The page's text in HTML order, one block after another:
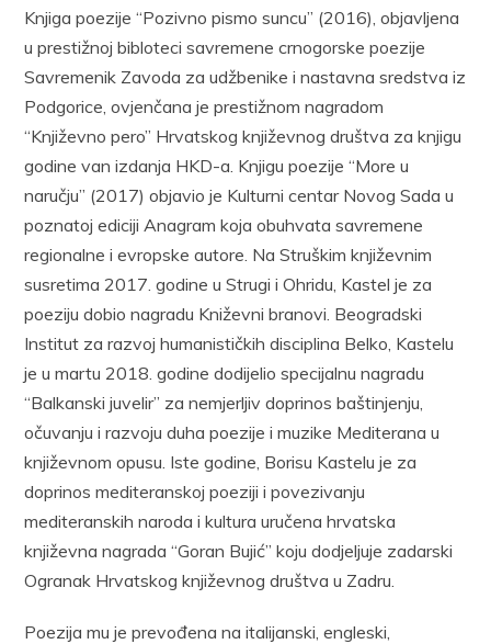
Knjiga poezije “Pozivno pismo suncu” (2016), objavljena
u prestižnoj bibloteci savremene crnogorske poezije
Savremenik Zavoda za udžbenike i nastavna sredstva iz
Podgorice, ovjenčana je prestižnom nagradom
“Književno pero” Hrvatskog književnog društva za knjigu
godine van izdanja HKD-a. Knjigu poezije “More u
naručju” (2017) objavio je Kulturni centar Novog Sada u
poznatoj ediciji Anagram koja obuhvata savremene
regionalne i evropske autore. Na Struškim književnim
susretima 2017. godine u Strugi i Ohridu, Kastel je za
poeziju dobio nagradu Kniževni branovi. Beogradski
Institut za razvoj humanističkih disciplina Belko, Kastelu
je u martu 2018. godine dodijelio specijalnu nagradu
“Balkanski juvelir” za nemjerljiv doprinos baštinjenju,
očuvanju i razvoju duha poezije i muzike Mediterana u
književnom opusu. Iste godine, Borisu Kastelu je za
doprinos mediteranskoj poeziji i povezivanju
mediteranskih naroda i kultura uručena hrvatska
književna nagrada “Goran Bujić” koju dodjeljuje zadarski
Ogranak Hrvatskog književnog društva u Zadru.
Poezija mu je prevođena na italijanski, engleski,